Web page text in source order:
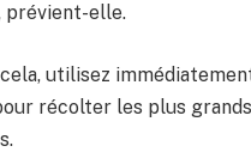
prévient-elle.
utilisez
récolter les plus